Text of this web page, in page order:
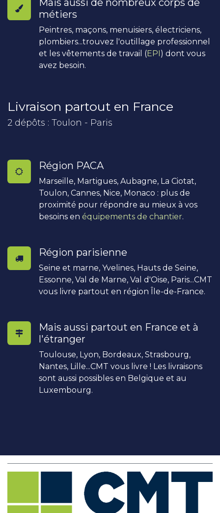
Mais aussi de nombreux corps de
métiers
Peintres, maçons, menuisiers, électriciens,
plombiers...trouvez l'outillage professionnel
et les vêtements de travail (EPI) dont vous
avez besoin.
Livraison partout en France
2 dépôts : Toulon - Paris
Région PACA
Marseille, Martigues, Aubagne, La Ciotat,
Toulon, Cannes, Nice, Monaco : plus de
proximité pour répondre au mieux à vos
besoins en équipements de chantier.
Région parisienne
Seine et marne, Yvelines, Hauts de Seine,
Essonne, Val de Marne, Val d'Oise, Paris...CMT
vous livre partout en région Île-de-France.
Mais aussi partout en France et à
l'étranger
Toulouse, Lyon, Bordeaux, Strasbourg,
Nantes, Lille...CMT vous livre ! Les livraisons
sont aussi possibles en Belgique et au
Luxembourg.